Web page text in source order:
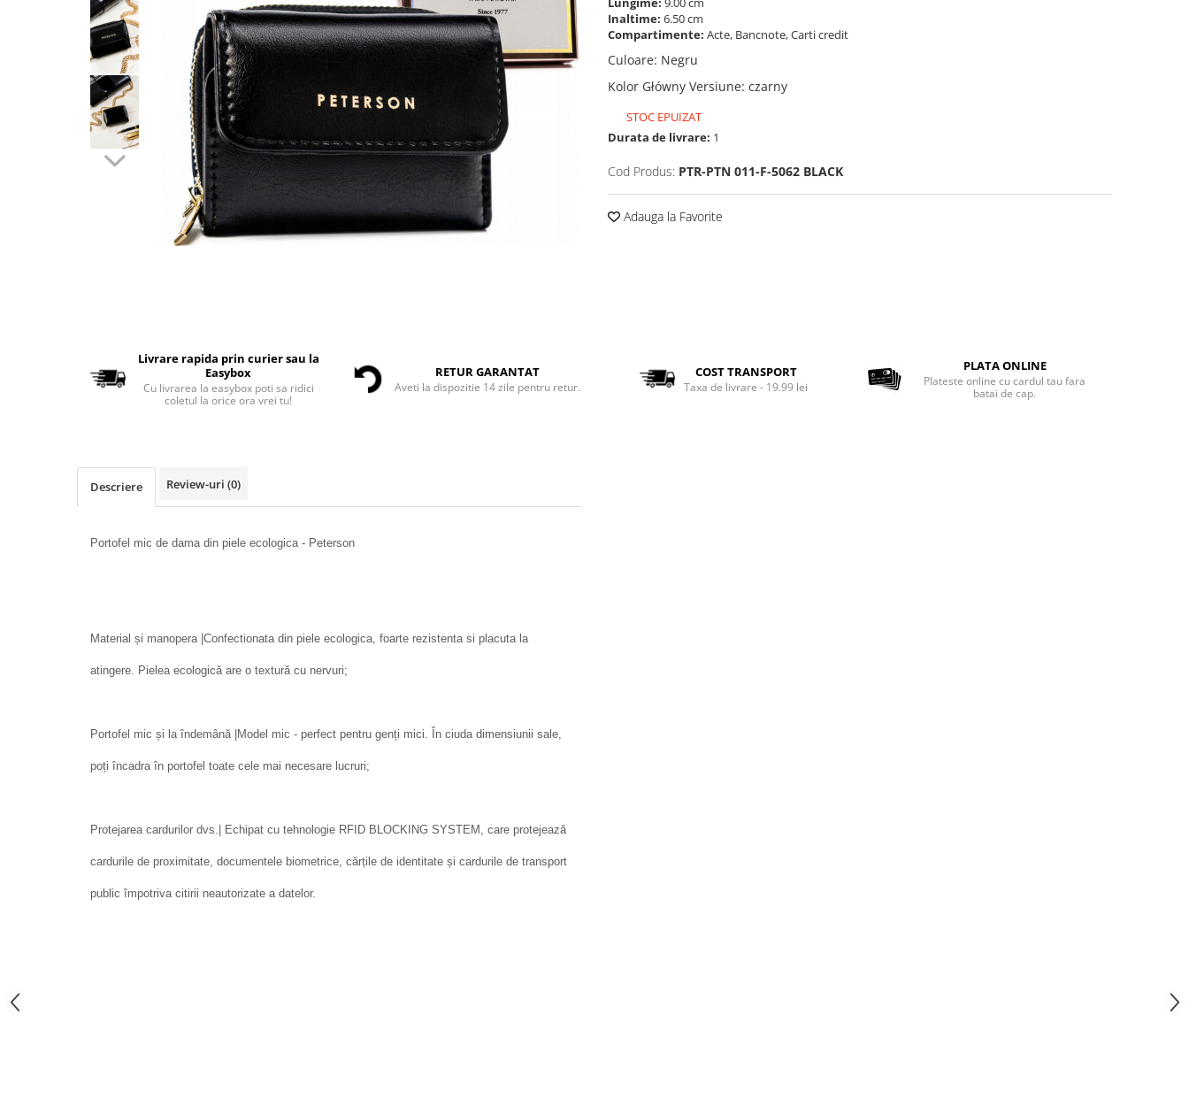
Inaltime: 6.50 cm
Compartimente: Acte, Bancnote, Carti credit
Culoare: Negru
Kolor Główny Versiune: czarny
STOC EPUIZAT
Durata de livrare: 1
Cod Produs: PTR-PTN 011-F-5062 BLACK
Adauga la Favorite
Livrare rapida prin curier sau la
Easybox
Cu livrarea la easybox poti sa ridici
coletul la orice ora vrei tu!
RETUR GARANTAT
Aveti la dispozitie 14 zile pentru retur.
COST TRANSPORT
Taxa de livrare - 19.99 lei
PLATA ONLINE
Plateste online cu cardul tau fara
batai de cap.
Descriere Review-uri (0)
Portofel mic de dama din piele ecologica - Peterson
Material și manopera |Confectionata din piele ecologica, foarte rezistenta si placuta la
atingere. Pielea ecologică are o textură cu nervuri;
Portofel mic și la îndemână |Model mic - perfect pentru genți mici. În ciuda dimensiunii sale,
poți încadra în portofel toate cele mai necesare lucruri;
Protejarea cardurilor dvs.| Echipat cu tehnologie RFID BLOCKING SYSTEM, care protejează
cardurile de proximitate, documentele biometrice, cărțile de identitate și cardurile de transport
public împotriva citirii neautorizate a datelor.